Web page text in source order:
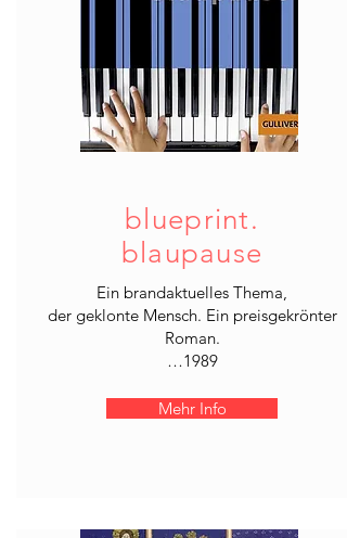
blueprint.
blaupause
Ein brandaktuelles Thema,
der geklonte Mensch. Ein preisgekrönter
Roman.
…1989
Mehr Info